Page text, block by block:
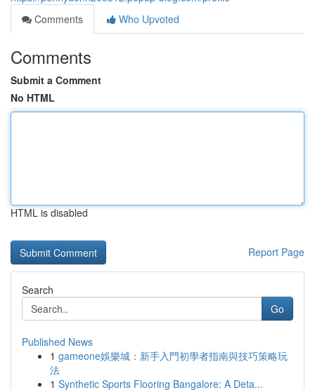
Comments
Who Upvoted
Comments
Submit a Comment
No HTML
HTML is disabled
Report Page
Search
Go
Published News
1 gameone娛樂城：新手入門初學者指南與技巧策略玩
法
1 Synthetic Sports Flooring Bangalore: A Deta...